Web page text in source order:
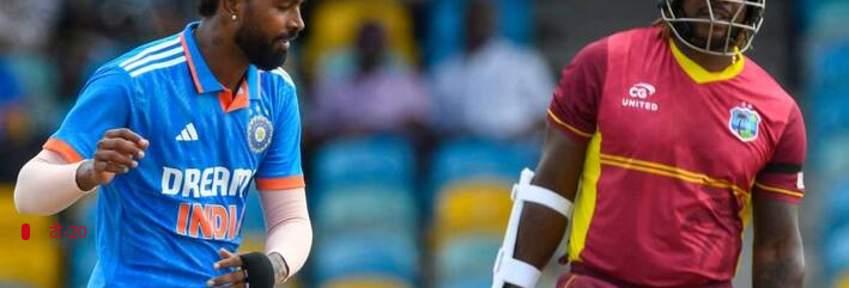
क्या है खबर?
वेस्टइंडीज क्रिकेट टीमके खिलाफभारतीय क्रिकेट टीम3 अगस्त से टी-20 सीरीज खेलने को तैयार है।
अनुभवी खिलाड़ी विराट कोहली और रोहित शर्मा इस सीरीज का हिस्सा नहीं होंगे। हार्दिक
वेस्टइंडीज की टीम में शाई होप, शिमरोन हेटमायर और निकोलस पूरन की वापसी हुई है। ऐसे में यह
टी-20
टी-20 सीरीज के लिए ऐसी है भारतीय टीम